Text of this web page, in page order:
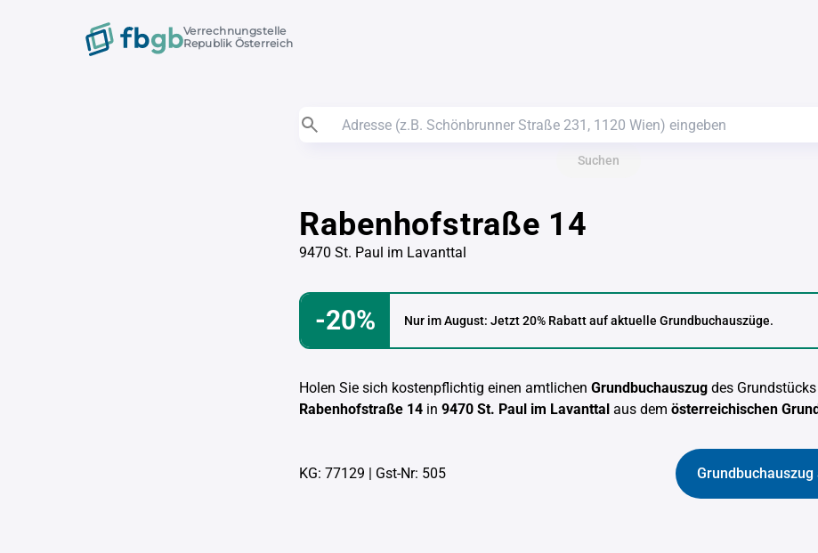
Verrechnungstelle
Republik Österreich
Suchen
Rabenhofstraße 14
9470 St. Paul im Lavanttal
-20% Nur im August: Jetzt 20% Rabatt auf aktuelle Grundbuchauszüge.
Holen Sie sich kostenpflichtig einen amtlichen Grundbuchauszug des Grundstücks
Rabenhofstraße 14 in 9470 St. Paul im Lavanttal aus dem österreichischen
KG: 77129 | Gst-Nr: 505